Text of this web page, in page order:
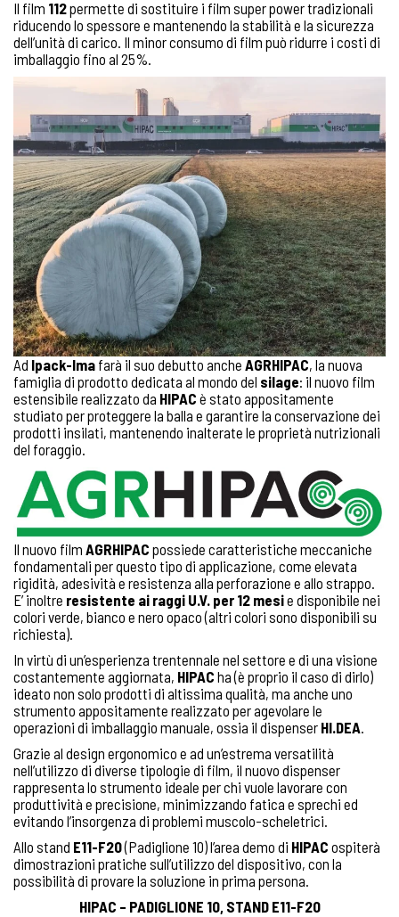
Il film 112permette di sostituire i film super power tradizionali
riducendo lo spessore e mantenendo la stabilità e la sicurezza
dell’unità di carico. Il minor consumo di film può ridurre i costi di
imballaggio fino al 25%.
Ad Ipack-Ima farà il suo debutto anche AGRHIPAC, la nuova
famiglia di prodotto dedicata al mondo del silage: il nuovo film
estensibile realizzato da HIPAC è stato appositamente
studiato per proteggere la balla e garantire la conservazione dei
prodotti insilati, mantenendo inalterate le proprietà nutrizionali
del foraggio.
Il nuovo film AGRHIPAC possiede caratteristiche meccaniche
fondamentali per questo tipo di applicazione, come elevata
rigidità, adesività e resistenza alla perforazione e allo strappo.
E’ inoltre resistente ai raggi U.V. per 12 mesie disponibile nei
colori verde, bianco e nero opaco (altri colori sono disponibili su
richiesta).
In virtù di un’esperienza trentennale nel settore e di una visione
costantemente aggiornata, HIPAC ha (è proprio il caso di dirlo)
ideato non solo prodotti di altissima qualità, ma anche uno
strumento appositamente realizzato per agevolare le
operazioni di imballaggio manuale, ossia il dispenser HI.DEA.
Grazie al design ergonomico e ad un’estrema versatilità
nell’utilizzo di diverse tipologie di film, il nuovo dispenser
rappresenta lo strumento ideale per chi vuole lavorare con
produttività e precisione, minimizzando fatica e sprechi ed
evitando l’insorgenza di problemi muscolo-scheletrici.
Allo stand E11-F20(Padiglione 10) l’area demo di HIPAC ospiterà
dimostrazioni pratiche sull’utilizzo del dispositivo, con la
possibilità di provare la soluzione in prima persona.
HIPAC – PADIGLIONE 10, STAND E11-F20